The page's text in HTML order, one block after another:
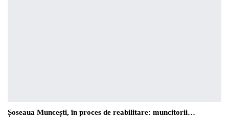
Șoseaua Muncești, în proces de reabilitare: muncitorii…